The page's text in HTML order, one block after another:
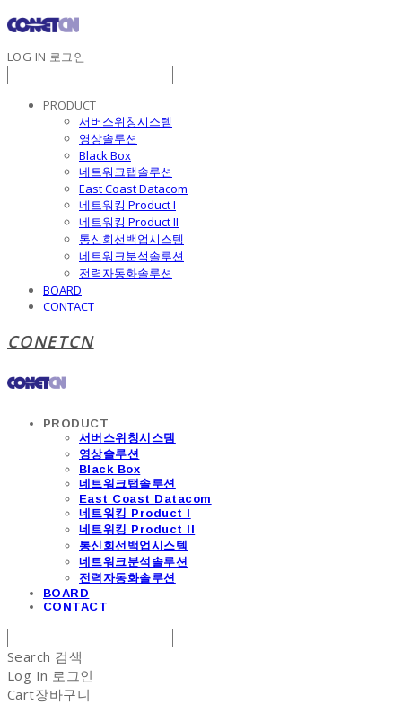
LOG IN 로그인
PRODUCT
서버스위칭시스템
영상솔루션
Black Box
네트워크탭솔루션
East Coast Datacom
네트워킹 Product I
네트워킹 Product II
통신회선백업시스템
네트워크분석솔루션
전력자동화솔루션
BOARD
CONTACT
CONETCN
PRODUCT
서버스위칭시스템
영상솔루션
Black Box
네트워크탭솔루션
East Coast Datacom
네트워킹 Product I
네트워킹 Product II
통신회선백업시스템
네트워크분석솔루션
전력자동화솔루션
BOARD
CONTACT
Search 검색
Log In 로그인
Cart장바구니